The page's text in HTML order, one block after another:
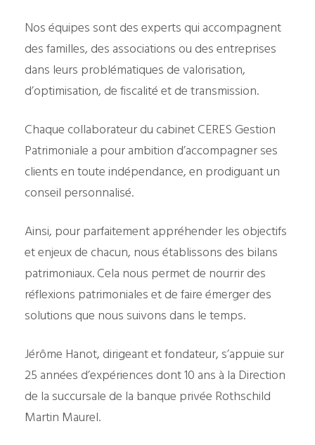
Nos équipes sont des experts qui accompagnent
des familles, des associations ou des entreprises
dans leurs problématiques de valorisation,
d’optimisation, de fiscalité et de transmission.
Chaque collaborateur du cabinet CERES Gestion
Patrimoniale a pour ambition d’accompagner ses
clients en toute indépendance, en prodiguant un
conseil personnalisé.
Ainsi, pour parfaitement appréhender les objectifs
et enjeux de chacun, nous établissons des bilans
patrimoniaux. Cela nous permet de nourrir des
réflexions patrimoniales et de faire émerger des
solutions que nous suivons dans le temps.
Jérôme Hanot, dirigeant et fondateur, s’appuie sur
25 années d’expériences dont 10 ans à la Direction
de la succursale de la banque privée Rothschild
Martin Maurel.